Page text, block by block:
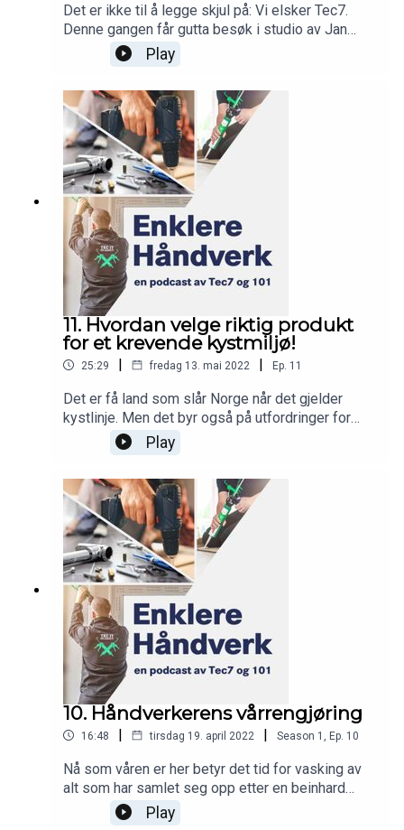
Det er ikke til å legge skjul på: Vi elsker Tec7.
Denne gangen får gutta besøk i studio av Jan
som har solgt og promotert godsakene siden
årtusenskiftet.Siden den gang har Tec7 dukket
synonymt med å lime noe dønn fast, og Norges
eksportgiganter – olje- og fiskeriindustrien – er
begge flittige brukere av produktene.I løpet av en
snau halvtime får du høre Tec7s historie, og
hvordan Jan – «Mr. Tec7» selv – reiste landet
rundt for å spre det glade budskap tidlig på 2000-
tallet.
Play
11. Hvordan velge riktig produkt
for et krevende kystmiljø!
25:29 | fredag 13. mai 2022 | Ep. 11
Det er få land som slår Norge når det gjelder
kystlinje. Men det byr også på utfordringer for
håndverkere, som må hamle opp med vær, vind
og sjøsprøyt.Simon og Lars Petter stiller
jobber i et maritimt miljø. Du vil blant annet få svar
på hva slags fugemasse de ville brukt på skroget
til en ubåt, og hvilke produkter som ville inngått i
et anbefalt marine-kit.Har du tatt deg vann over
hodet, er denne episoden en sårt ettertrengt
livbøye.
Play
10. Håndverkerens vårrengjøring
16:48 | tirsdag 19. april 2022 | Season 1 , Ep. 10
Nå som våren er her betyr det tid for vasking av
alt som har samlet seg opp etter en beinhard
vinter. Gutta lærer bort når du skal bruke alkalisk
og når du skal bruke syrebasert
Play